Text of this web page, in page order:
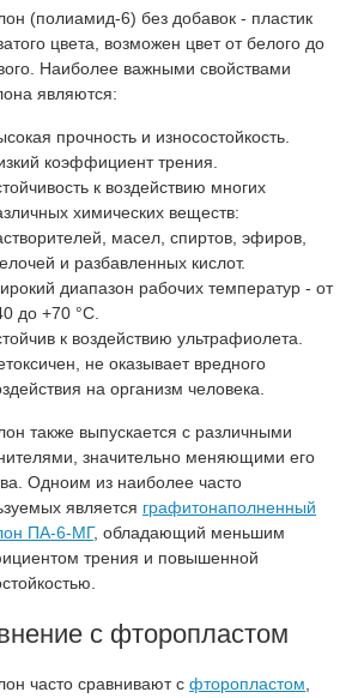
(полиамид-6) без добавок - пластик
цвета, возможен цвет от белого до
Наиболее важными свойствами
являются:
прочность и износостойкость.
коэффициент трения.
к воздействию многих
химических веществ:
масел, спиртов, эфиров,
и разбавленных кислот.
диапазон рабочих температур - от
до +70 °C.
к воздействию ультрафиолета.
не оказывает вредного
на организм человека.
также выпускается с различными
значительно меняющими его
Одноим из наиболее часто
является графитонаполненный
ПА-6-МГ, обладающий меньшим
трения и повышенной
c фторопластом
часто сравнивают сфторопластом,